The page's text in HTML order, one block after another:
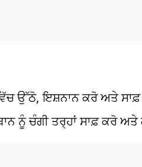
ਉੱਠੋ, ਇਸ਼ਨਾਨ ਕਰੋ ਅਤੇ
ਨੂੰ ਚੰਗੀ ਤਰ੍ਹਾਂ ਸਾਫ਼ ਕਰੋ